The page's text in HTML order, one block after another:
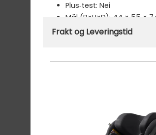
Plus‑test: Nei
Mål (B×H×D): 44 × 55 ×
Merke:Britax
Varenummer:49682
Frakt og Leveringstid
Denne varen er ikke
Gjennomsnittlig